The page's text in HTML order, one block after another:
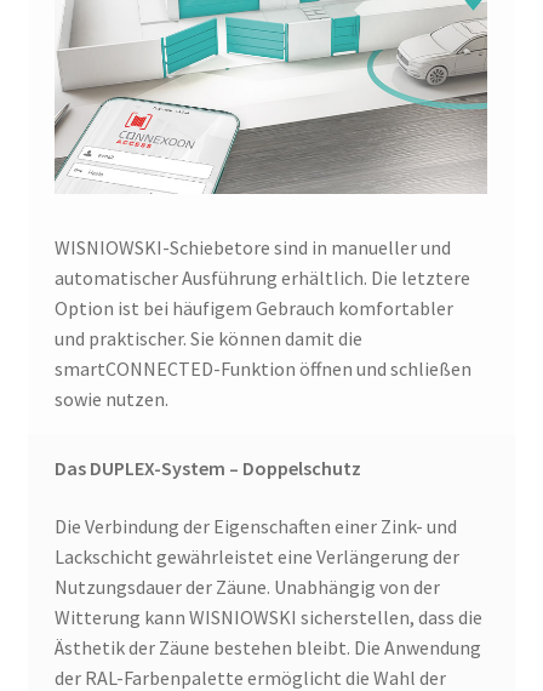
WISNIOWSKI-Schiebetore sind in manueller und
automatischer Ausführung erhältlich. Die letztere
Option ist bei häufigem Gebrauch komfortabler
und praktischer. Sie können damit die
smartCONNECTED-Funktion öffnen und schließen
sowie nutzen.
Das DUPLEX-System – Doppelschutz
Die Verbindung der Eigenschaften einer Zink- und
Lackschicht gewährleistet eine Verlängerung der
Nutzungsdauer der Zäune. Unabhängig von der
Witterung kann WISNIOWSKI sicherstellen, dass die
Ästhetik der Zäune bestehen bleibt. Die Anwendung
der RAL-Farbenpalette ermöglicht die Wahl der